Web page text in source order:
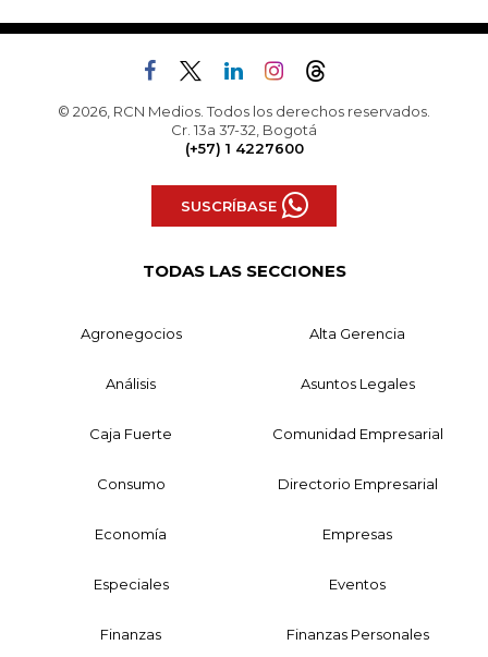
© 2026, RCN Medios. Todos los derechos reservados.
Cr. 13a 37-32, Bogotá
(+57) 1 4227600
SUSCRÍBASE
TODAS LAS SECCIONES
Agronegocios Alta Gerencia
Análisis Asuntos Legales
Caja Fuerte Comunidad Empresarial
Consumo Directorio Empresarial
Economía Empresas
Especiales Eventos
Finanzas Finanzas Personales